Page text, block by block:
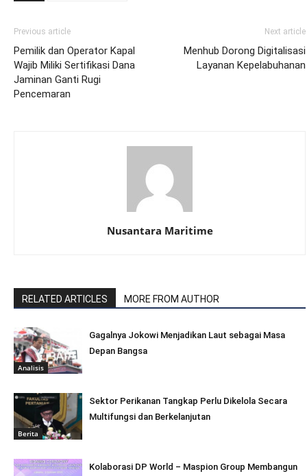
Previous article
Pemilik dan Operator Kapal
Wajib Miliki Sertifikasi Dana
Jaminan Ganti Rugi
Pencemaran
Next article
Menhub Dorong Digitalisasi
Layanan Kepelabuhanan
Nusantara Maritime
RELATED ARTICLES MORE FROM AUTHOR
Analisis
Gagalnya Jokowi Menjadikan Laut sebagai Masa
Depan Bangsa
Berita
Sektor Perikanan Tangkap Perlu Dikelola Secara
Multifungsi dan Berkelanjutan
Kolaborasi DP World – Maspion Group Membangun